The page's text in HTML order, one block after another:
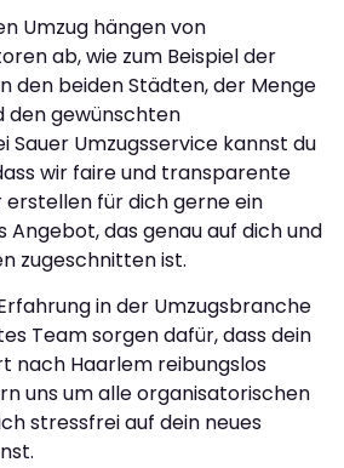
Umzug hängen von
ab, wie zum Beispiel der
den beiden Städten, der Menge
den gewünschten
Sauer Umzugsservice kannst du
wir faire und transparente
erstellen für dich gerne ein
das genau auf dich und
zugeschnitten ist.
in der Umzugsbranche
Team sorgen dafür, dass dein
nach Haarlem reibungslos
uns um alle organisatorischen
stressfrei auf dein neues